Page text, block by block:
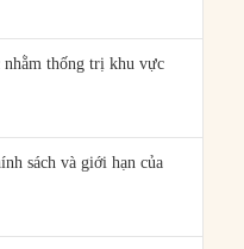
nhằm thống trị khu vực
sách và giới hạn của